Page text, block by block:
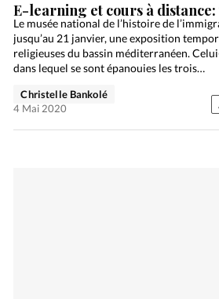
E-learning et cours à
Le musée national de l’histoire de
jusqu’au 21 janvier, une exposition
religieuses du bassin méditerranéen.
dans lequel se sont épanouies les trois…
Christelle Bankolé
4 Mai 2020